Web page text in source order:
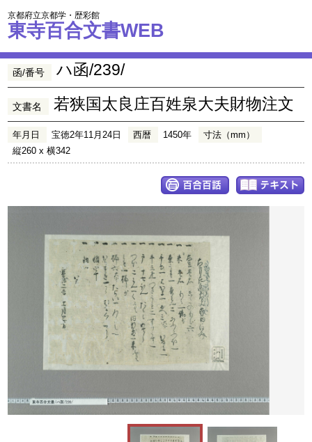
京都府立京都学・歴彩館
東寺百合文書WEB
函/番号 ハ函/239/
文書名 若狭国太良庄百姓泉大夫財物注文
年月日 宝徳2年11月24日 西暦 1450年
寸法（mm）
縦260 x 横342